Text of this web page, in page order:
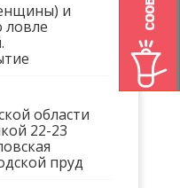
и
ловле
области
22-23
пруд